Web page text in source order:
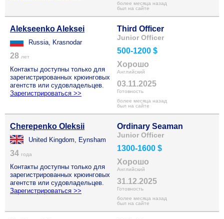
более месяца назад
был на сайте
Alekseenko Aleksei
Russia, Krasnodar
28 лет
Контакты доступны только для
зарегистрированных крюинговых
агентств или судовладельцев.
Зарегистрироваться >>
Third Officer
Junior Officer
500-1200 $
Хорошо
Английский
03.11.2025
Готовность
более месяца назад
был на сайте
Cherepenko Oleksii
United Kingdom, Eynsham
34 года
Контакты доступны только для
зарегистрированных крюинговых
агентств или судовладельцев.
Зарегистрироваться >>
Ordinary Seaman
Junior Officer
1300-1600 $
Хорошо
Английский
31.12.2025
Готовность
более месяца назад
был на сайте